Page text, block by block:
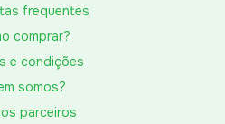
frequentes
comprar?
e condições
somos?
parceiros